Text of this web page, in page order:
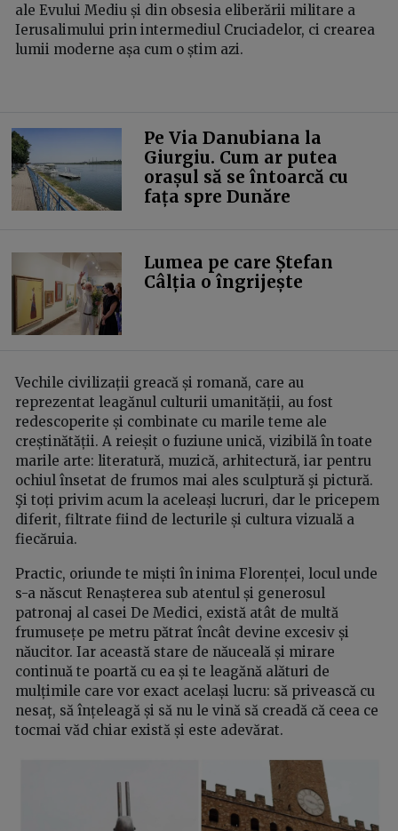
ale Evului Mediu și din obsesia eliberării militare a
Ierusalimului prin intermediul Cruciadelor, ci crearea
lumii moderne așa cum o știm azi.
Pe Via Danubiana la
Giurgiu. Cum ar putea
orașul să se întoarcă cu
fața spre Dunăre
Lumea pe care Ștefan
Câlția o îngrijește
Vechile civilizații greacă și romană, care au
reprezentat leagănul culturii umanității, au fost
redescoperite și combinate cu marile teme ale
creștinătății. A reieșit o fuziune unică, vizibilă în toate
marile arte: literatură, muzică, arhitectură, iar pentru
ochiul însetat de frumos mai ales sculptură şi pictură.
Şi toți privim acum la aceleași lucruri, dar le pricepem
diferit, filtrate fiind de lecturile și cultura vizuală a
fiecăruia.
Practic, oriunde te miști în inima Florenței, locul unde
s-a născut Renașterea sub atentul și generosul
patronaj al casei De Medici, există atât de multă
frumusețe pe metru pătrat încât devine excesiv și
năucitor. Iar această stare de năuceală și mirare
continuă te poartă cu ea și te leagănă alături de
mulțimile care vor exact același lucru: să privească cu
nesaț, să înțeleagă și să nu le vină să creadă că ceea ce
tocmai văd chiar există și este adevărat.